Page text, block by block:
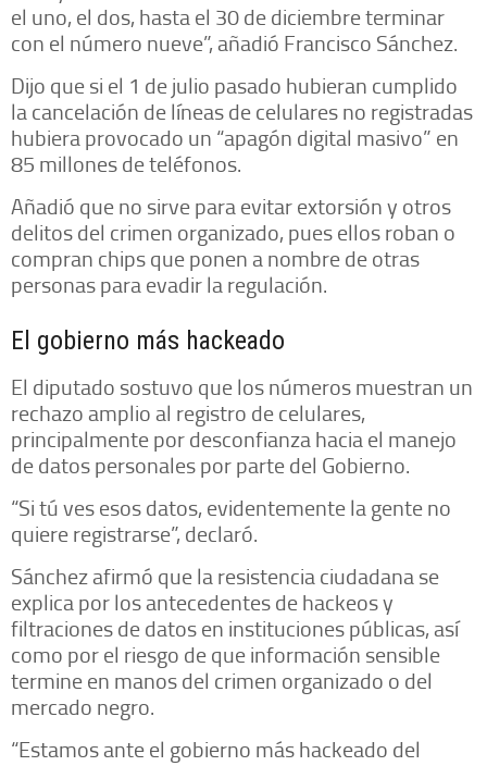
el uno, el dos, hasta el 30 de diciembre terminar
con el número nueve”, añadió Francisco Sánchez.
Dijo que si el 1 de julio pasado hubieran cumplido
la cancelación de líneas de celulares no registradas
hubiera provocado un “apagón digital masivo” en
85 millones de teléfonos.
Añadió que no sirve para evitar extorsión y otros
delitos del crimen organizado, pues ellos roban o
compran chips que ponen a nombre de otras
personas para evadir la regulación.
El gobierno más hackeado
El diputado sostuvo que los números muestran un
rechazo amplio al registro de celulares,
principalmente por desconfianza hacia el manejo
de datos personales por parte del Gobierno.
“Si tú ves esos datos, evidentemente la gente no
quiere registrarse”, declaró.
Sánchez afirmó que la resistencia ciudadana se
explica por los antecedentes de hackeos y
filtraciones de datos en instituciones públicas, así
como por el riesgo de que información sensible
termine en manos del crimen organizado o del
mercado negro.
“Estamos ante el gobierno más hackeado del